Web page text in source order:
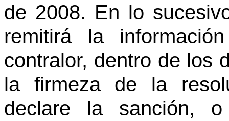
de 2008. En lo
remitirá la
contralor, dentro de los
la firmeza de la
declare la sanción,